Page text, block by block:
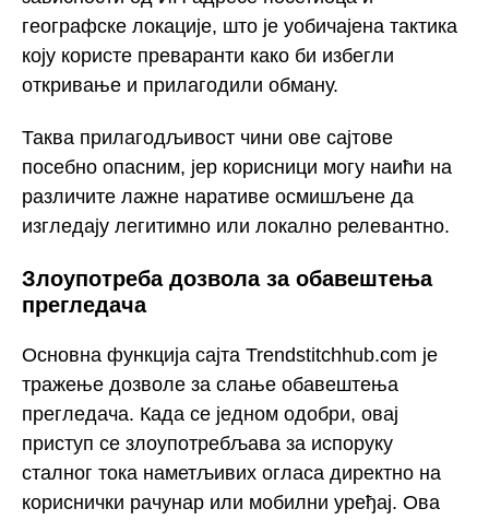
географске локације, што је уобичајена тактика
коју користе преваранти како би избегли
откривање и прилагодили обману.
Таква прилагодљивост чини ове сајтове
посебно опасним, јер корисници могу наићи на
различите лажне наративе осмишљене да
изгледају легитимно или локално релевантно.
Злоупотреба дозвола за обавештења
прегледача
Основна функција сајта Trendstitchhub.com је
тражење дозволе за слање обавештења
прегледача. Када се једном одобри, овај
приступ се злоупотребљава за испоруку
сталног тока наметљивих огласа директно на
кориснички рачунар или мобилни уређај. Ова